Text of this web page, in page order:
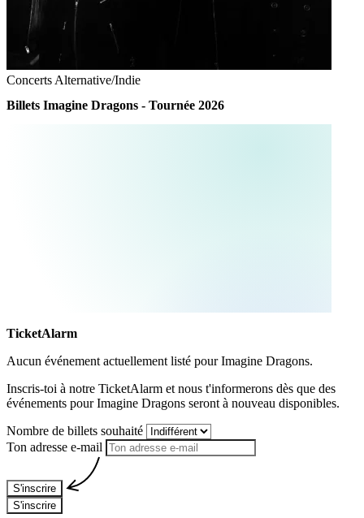
Concerts Alternative/Indie
Billets Imagine Dragons - Tournée 2026
TicketAlarm
Aucun événement actuellement listé pourImagine Dragons.
Inscris-toi à notre TicketAlarm et nous t'informerons dès que des
événements pourImagine Dragons seront à nouveau disponibles.
Nombre de billets souhaité
Ton adresse e-mail
S'inscrire
S'inscrire